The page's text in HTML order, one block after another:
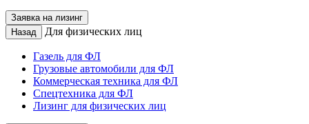
Заявка на лизинг
Назад
Для физических лиц
Газель для ФЛ
Грузовые автомобили для ФЛ
Коммерческая техника для ФЛ
Спецтехника для ФЛ
Лизинг для физических лиц